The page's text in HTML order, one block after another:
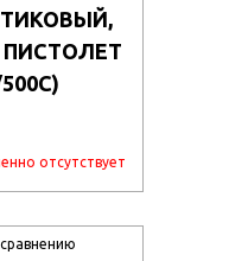
отсутствует